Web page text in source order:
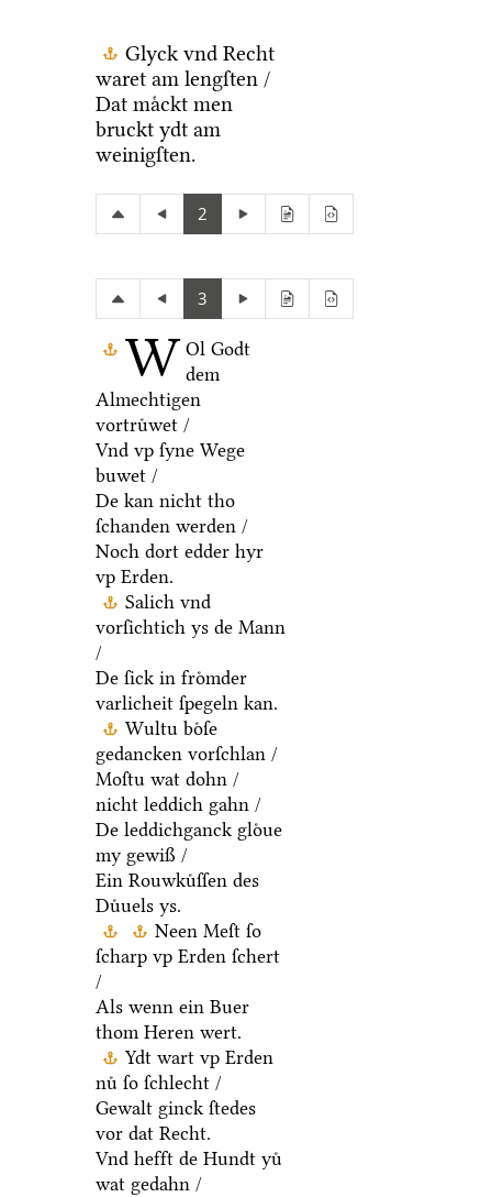
Glyck vnd Recht
waret am lengſten /
Dat maͤckt men
bruckt ydt am
weinigſten.
2
3
W Ol Godt
dem
Almechtigen
vortruͤwet /
Vnd vp ſyne Wege
buwet /
De kan nicht tho
ſchanden werden /
Noch dort edder hyr
vp Erden.
Salich vnd
vorſichtich ys de Mann
/
De ſick in froͤmder
varlicheit ſpegeln kan.
Wultu boͤſe
gedancken vorſchlan /
Moſtu wat dohn /
nicht leddich gahn /
De leddichganck gloͤue
my gewiß /
Ein Rouwkuͤſſen des
Duͤuels ys.
Neen Meſt ſo
ſcharp vp Erden ſchert
/
Als wenn ein Buer
thom Heren wert.
Ydt wart vp Erden
nuͤ ſo ſchlecht /
Gewalt ginck ſtedes
vor dat Recht.
Vnd hefft de Hundt yuͤ
wat gedahn /